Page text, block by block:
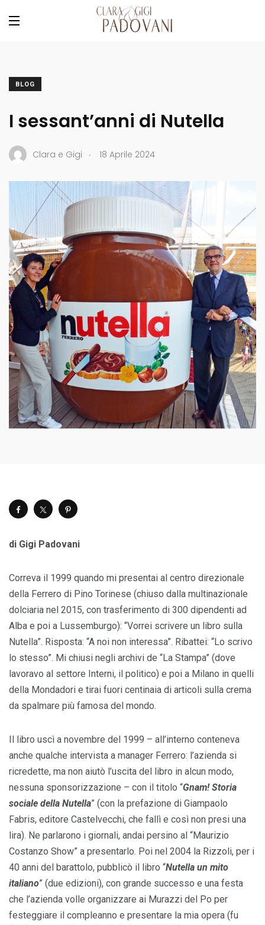
BLOG
I sessant’anni di Nutella
Clara e Gigi . 18 Aprile 2024
di Gigi Padovani
Correva il 1999 quando mi presentai al centro direzionale
della Ferrero di Pino Torinese (chiuso dalla multinazionale
dolciaria nel 2015, con trasferimento di 300 dipendenti ad
Alba e poi a Lussemburgo): “Vorrei scrivere un libro sulla
Nutella”. Risposta: “A noi non interessa”. Ribattei: “Lo scrivo
lo stesso”. Mi chiusi negli archivi de “La Stampa” (dove
lavoravo al settore Interni, il politico) e poi a Milano in quelli
della Mondadori e tirai fuori centinaia di articoli sulla crema
da spalmare più famosa del mondo.
Il libro uscì a novembre del 1999 – all’interno conteneva
anche qualche intervista a manager Ferrero: l’azienda si
ricredette, ma non aiutò l’uscita del libro in alcun modo,
nessuna sponsorizzazione – con il titolo “Gnam! Storia
sociale della Nutella” (con la prefazione di Giampaolo
Fabris, editore Castelvecchi, che fallì e così non presi una
lira). Ne parlarono i giornali, andai persino al “Maurizio
Costanzo Show” a presentarlo. Poi nel 2004 la Rizzoli, per i
40 anni del barattolo, pubblicò il libro “Nutella un mito
italiano” (due edizioni), con grande successo e una festa
che l’azienda volle organizzare ai Murazzi del Po per
festeggiare il compleanno e presentare la mia opera (fu